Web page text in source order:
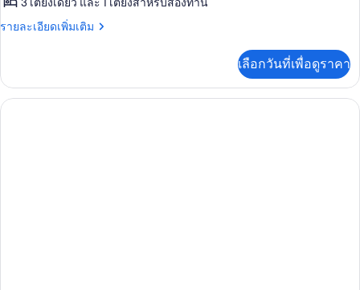
ห้อง
รายละเอียดเพิ่มเติม
ราย
เกี่ยว
กับ
ห้อง
เลือกวันที่เพื่อดูราคา